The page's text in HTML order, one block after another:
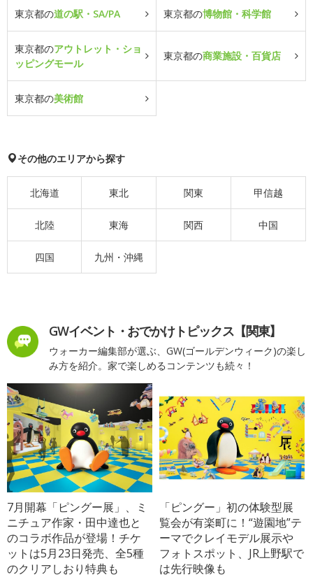
東京都の道の駅・SA/PA 東京都の博物館・科学館
東京都のアウトレット・ショ
ッピングモール
東京都の商業施設・百貨店
東京都の美術館
その他のエリアから探す
北海道 東北 関東 甲信越
北陸 東海 関西 中国
四国 九州・沖縄
GWイベント・おでかけトピックス【関東】
ウォーカー編集部が選ぶ、GW(ゴールデンウィーク)の楽し
み方を紹介。家で楽しめるコンテンツも続々！
7月開幕「ピングー展」、ミ
ニチュア作家・田中達也と
のコラボ作品が登場！チケ
ットは5月23日発売、全5種
のクリアしおり特典も
「ピングー」初の体験型展
覧会が有楽町に！“遊園地”テ
ーマでクレイモデル展示や
フォトスポット、JR上野駅で
は先行映像も